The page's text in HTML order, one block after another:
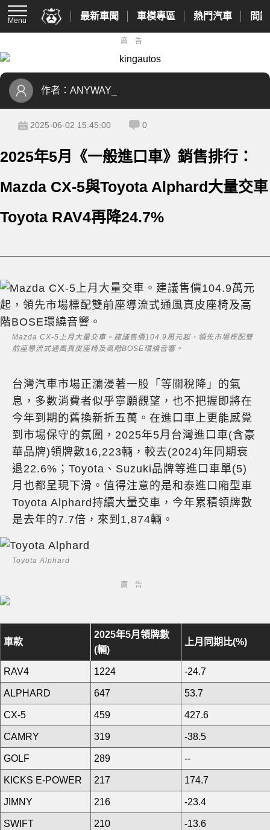
Menu 最新車聞 車模專區 熱門汽車 間
廣告
作者： ANYWAY_
2025-06-02 15:45:00 0
2025年5月《一般進口車》銷售排行：
Mazda CX-5與Toyota Alphard大量交車
Toyota RAV4再降24.7%
Mazda CX-5上月大量交車。建議售價104.9萬元起，領先市場標配雙
前座導流式通風真皮座椅及高階BOSE環繞音響。
台灣汽車市場正瀰漫著一股「等關稅降」的氣
息，多數消費者似乎寧願觀望，也不把握即將在
今年到期的舊換新折五萬。在進口車上更能感覺
到市場保守的氛圍，2025年5月台灣進口車(含豪
華品牌)領牌數16,223輛，較去(2024)年同期衰
退22.6%；Toyota、Suzuki品牌等進口車單(5)
月也都呈現下滑。值得注意的是和泰進口廂型車
Toyota Alphard持續大量交車，今年累積領牌數
是去年的7.7倍，來到1,874輛。
Toyota Alphard
車款
2025年5月領牌數
(輛)
上月同期比(%)
RAV4 1224 -24.7
ALPHARD 647 53.7
CX-5 459 427.6
CAMRY 319 -38.5
GOLF 289 --
KICKS E-POWER 217 174.7
JIMNY 216 -23.4
SWIFT 210 -13.6